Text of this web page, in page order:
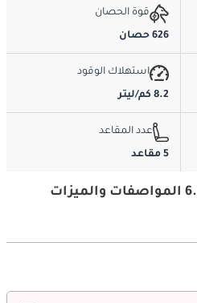
قوة الحصان
626 حصان
استهلاك الوقود
8.2 كم/ليتر
عدد المقاعد
5 مقاعد